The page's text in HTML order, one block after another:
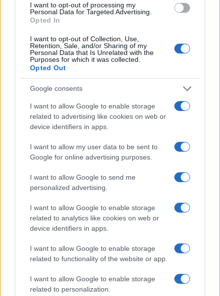
I want to opt-out of processing my
Personal Data for Targeted Advertising.
Opted In
I want to opt-out of Collection, Use,
Retention, Sale, and/or Sharing of my
Personal Data that Is Unrelated with the
Purposes for which it was collected.
Opted Out
Google consents
I want to allow Google to enable storage
related to advertising like cookies on web or
device identifiers in apps.
I want to allow my user data to be sent to
Google for online advertising purposes.
I want to allow Google to send me
personalized advertising.
I want to allow Google to enable storage
related to analytics like cookies on web or
device identifiers in apps.
I want to allow Google to enable storage
related to functionality of the website or app.
I want to allow Google to enable storage
related to personalization.
“I lavori sulle ferrovie a
Firenze? Così abbiamo
spiegato che erano necessari”
Giuseppe Inchingolo, Chief Corporate Affairs,
Communication & Sustainability Officer del
Gruppo Ferrovie dello Stato Italiane, a
Nicolaporro.it: "La comunicazione digitale ha
disintermediato il flusso informativo"
Marco Leardi
7 Agosto 2026, 20:00
“La comunicazione digitale ha disintermediato il